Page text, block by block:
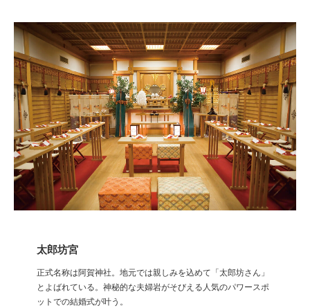
太郎坊宮
正式名称は阿賀神社。地元では親しみを込めて「太郎坊さん」
とよばれている。神秘的な夫婦岩がそびえる人気のパワースポ
ットでの結婚式が叶う。